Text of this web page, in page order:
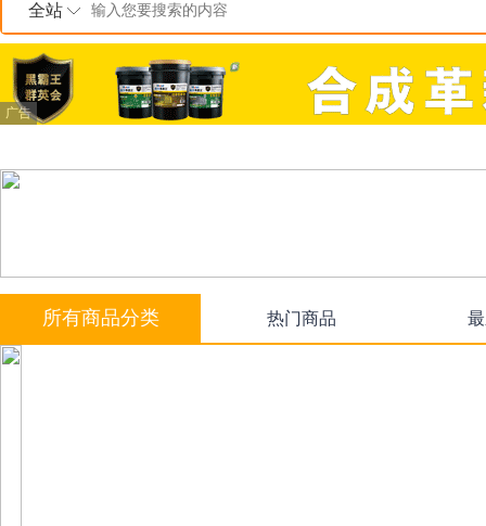
全站
广告
所有商品分类 热门商品